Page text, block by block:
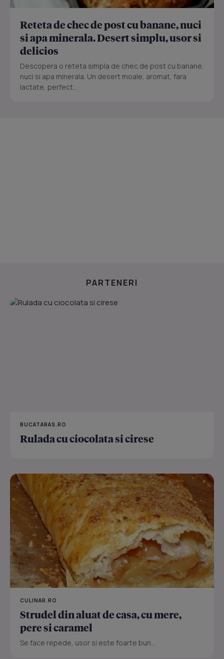
Reteta de chec de post cu banane, nuci
si apa minerala. Desert simplu, usor si
delicios
Descopera o reteta simpla de chec de post cu banane,
nuci si apa minerala. Un desert moale, aromat, fara
lactate, perfect...
PARTENERI
BUCATARAS.RO
Rulada cu ciocolata si cirese
CULINAR.RO
Strudel din aluat de casa, cu mere,
pere si caramel
Se face repede, usor si este foarte bun...